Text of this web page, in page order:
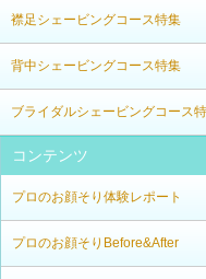
襟足シェービングコース特集
背中シェービングコース特集
ブライダルシェービングコース
コンテンツ
プロのお顔そり体験レポート
プロのお顔そりBefore&After